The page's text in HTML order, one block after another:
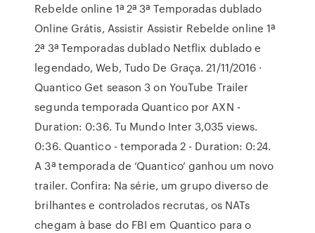
Rebelde online 1ª 2ª 3ª Temporadas dublado
Online Grátis, Assistir Assistir Rebelde online 1ª
2ª 3ª Temporadas dublado Netflix dublado e
legendado, Web, Tudo De Graça. 21/11/2016 ·
Quantico Get season 3 on YouTube Trailer
segunda temporada Quantico por AXN -
Duration: 0:36. Tu Mundo Inter 3,035 views.
0:36. Quantico - temporada 2 - Duration: 0:24.
A 3ª temporada de ‘Quantico‘ ganhou um novo
trailer. Confira: Na série, um grupo diverso de
brilhantes e controlados recrutas, os NATs
chegam à base do FBI em Quantico para o